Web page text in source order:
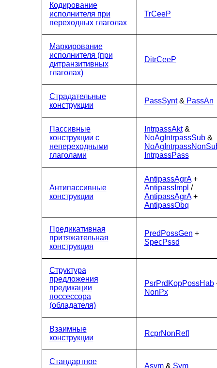
Кодирование
исполнителя при
переходных глаголах
TrCeeP
Маркирование
исполнителя (при
дитранзитивных
глаголах)
DitrCeeP
Страдательные
конструкции
PassSynt & PassAn
Пассивные
конструкции с
непереходными
глаголами
IntrpassAkt &
NoAgIntrpassSub &
IntrpassPass
Антипассивные
конструкции
AntipassAgrA +
AntipassImpl /
AntipassAgrA +
AntipassObq
Предикативная
притяжательная
конструкция
PredPossGen +
SpecPssd
Структура
предложения
предикации
поссессора
(обладателя)
PsrPrdKopPossHab
NonPx
Взаимные
конструкции
RcprNonRefl
Стандартное
Asym & Sym